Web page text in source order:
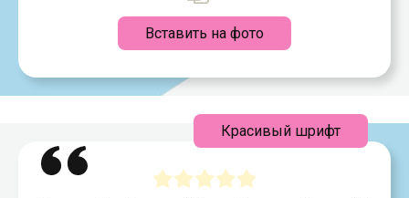
Вставить на фото
Красивый шрифт